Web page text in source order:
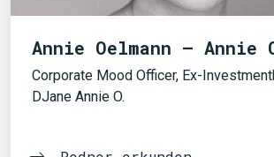
Annie Oelmann – Annie
Corporate Mood Officer, Ex-
DJane Annie O.